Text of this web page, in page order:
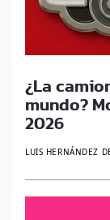
¿La
mundo?
2026
LUIS HERNÁNDEZ